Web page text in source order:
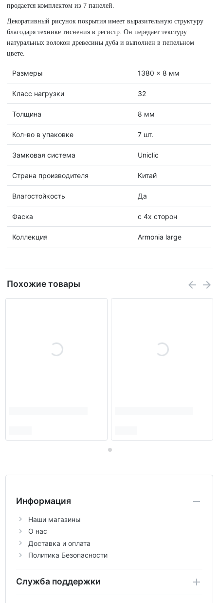
продается комплектом из 7 панелей.
Декоративный рисунок покрытия имеет выразительную структуру
благодаря технике тиснения в регистр. Он передает текстуру
натуральных волокон древесины дуба и выполнен в пепельном
цвете.
Размеры 1380 x 8 мм
Класс нагрузки 32
Толщина 8 мм
Кол-во в упаковке 7 шт.
Замковая система Uniclic
Страна производителя Китай
Влагостойкость Да
Фаска с 4х сторон
Коллекция Armonia large
Похожие товары
Информация
Наши магазины
О нас
Доставка и оплата
Политика Безопасности
Служба поддержки